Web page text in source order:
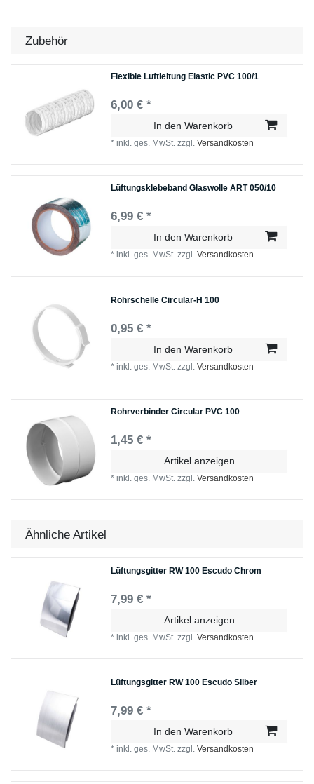
Zubehör
Flexible Luftleitung Elastic PVC 100/1
6,00 € *
In den Warenkorb
*inkl. ges. MwSt. zzgl.Versandkosten
Lüftungsklebeband Glaswolle ART 050/10
6,99 € *
In den Warenkorb
*inkl. ges. MwSt. zzgl.Versandkosten
Rohrschelle Circular-H 100
0,95 € *
In den Warenkorb
*inkl. ges. MwSt. zzgl.Versandkosten
Rohrverbinder Circular PVC 100
1,45 € *
Artikel anzeigen
*inkl. ges. MwSt. zzgl.Versandkosten
Ähnliche Artikel
Lüftungsgitter RW 100 Escudo Chrom
7,99 € *
Artikel anzeigen
*inkl. ges. MwSt. zzgl.Versandkosten
Lüftungsgitter RW 100 Escudo Silber
7,99 € *
In den Warenkorb
*inkl. ges. MwSt. zzgl.Versandkosten